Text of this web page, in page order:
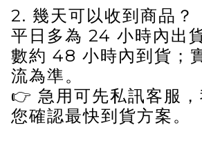
2. 幾天可以收到商品？
平日多為 24 小時內出
數約 48 小時內到貨；
流為準。
👉 急用可先私訊客服
您確認最快到貨方案。